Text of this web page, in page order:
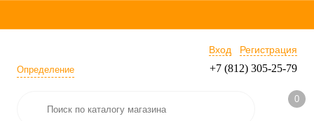
Определение
Вход Регистрация
+7 (812) 305-25-79
0